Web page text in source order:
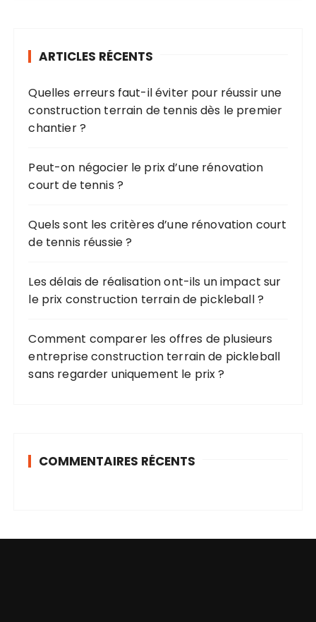
e
p
o
r
ARTICLES RÉCENTS
Quelles erreurs faut-il éviter pour réussir une
construction terrain de tennis dès le premier
chantier ?
Peut-on négocier le prix d’une rénovation
court de tennis ?
Quels sont les critères d’une rénovation court
de tennis réussie ?
Les délais de réalisation ont-ils un impact sur
le prix construction terrain de pickleball ?
Comment comparer les offres de plusieurs
entreprise construction terrain de pickleball
sans regarder uniquement le prix ?
COMMENTAIRES RÉCENTS